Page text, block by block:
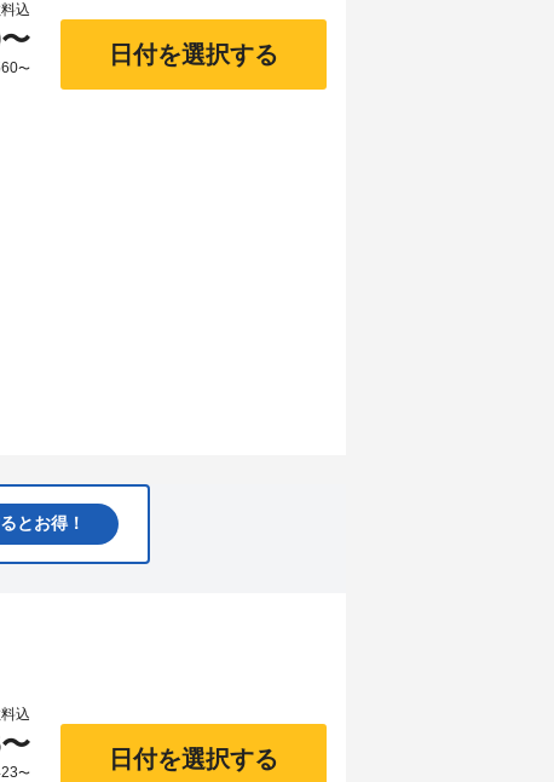
込
〜
〜
日付を選択する
とお得！
込
〜
〜
日付を選択する